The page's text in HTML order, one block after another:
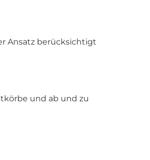
Ansatz berücksichtigt
und ab und zu